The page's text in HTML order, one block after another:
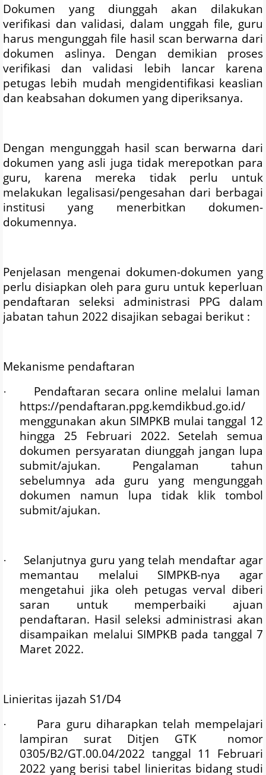
Dokumen yang diunggah akan dilakukan
verifikasi dan validasi, dalam unggah file, guru
harus mengunggah file hasil scan berwarna dari
dokumen aslinya. Dengan demikian proses
verifikasi dan validasi lebih lancar karena
petugas lebih mudah mengidentifikasi keaslian
dan keabsahan dokumen yang diperiksanya.
Dengan mengunggah hasil scan berwarna dari
dokumen yang asli juga tidak merepotkan para
guru, karena mereka tidak perlu untuk
melakukan legalisasi/pengesahan dari berbagai
institusi yang menerbitkan dokumen-
dokumennya.
Penjelasan mengenai dokumen-dokumen yang
perlu disiapkan oleh para guru untuk keperluan
pendaftaran seleksi administrasi PPG dalam
jabatan tahun 2022 disajikan sebagai berikut :
Mekanisme pendaftaran
·
Pendaftaran secara online melalui laman
https://pendaftaran.ppg.kemdikbud.go.id/
menggunakan akun SIMPKB mulai tanggal 12
hingga 25 Februari 2022. Setelah semua
dokumen persyaratan diunggah jangan lupa
submit/ajukan. Pengalaman tahun
sebelumnya ada guru yang mengunggah
dokumen namun lupa tidak klik tombol
submit/ajukan.
·
Selanjutnya guru yang telah mendaftar agar
memantau melalui SIMPKB-nya agar
mengetahui jika oleh petugas verval diberi
saran untuk memperbaiki ajuan
pendaftaran. Hasil seleksi administrasi akan
disampaikan melalui SIMPKB pada tanggal 7
Maret 2022.
Linieritas ijazah S1/D4
·
Para guru diharapkan telah mempelajari
lampiran surat Ditjen GTK
nomor
0305/B2/GT.00.04/2022 tanggal 11 Februari
2022 yang berisi tabel linieritas bidang studi